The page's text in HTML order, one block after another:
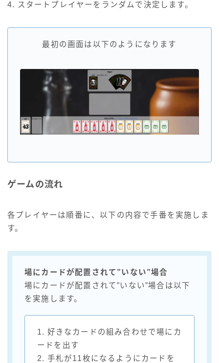
4. スタートプレイヤーをランダムで決定します。
最初の画面は以下のようになります
ゲームの流れ
各プレイヤーは順番に、以下の内容で手番を実施しま
す。
場にカードが配置されて”いない”場合
場にカードが配置されて”いない”場合は以下
を実施します。
1. 好きなカードの組み合わせで場にカ
ードを出す
2. 手札が11枚になるようにカードを